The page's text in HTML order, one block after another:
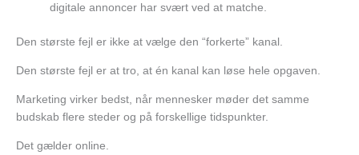
digitale annoncer har svært ved at matche.
Den største fejl er ikke at vælge den “forkerte” kanal.
Den største fejl er at tro, at én kanal kan løse hele opgaven.
Marketing virker bedst, når mennesker møder det samme
budskab flere steder og på forskellige tidspunkter.
Det gælder online.